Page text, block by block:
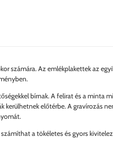
számára. Az emlékplakettek az
bírnak. A felirat és a minta
kerülhetnek előtérbe. A gravírozás
a tökéletes és gyors